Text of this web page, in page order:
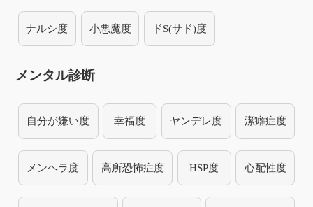
ナルシ度 小悪魔度 ドS(サド)度
メンタル診断
自分が嫌い度 幸福度 ヤンデレ度 潔癖症度
メンヘラ度 高所恐怖症度 HSP度 心配性度